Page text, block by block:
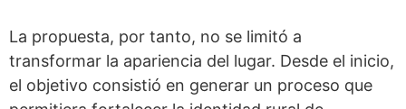
La propuesta, por tanto, no se limitó a
transformar la apariencia del lugar. Desde el inicio,
el objetivo consistió en generar un proceso que